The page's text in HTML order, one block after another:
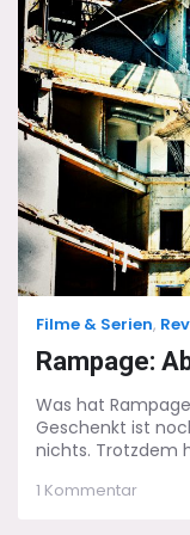
Categories
Filme & Serien,
Rampage:
Was hat
Geschenkt ist
nichts. Trotzdem
1 Kommentarzu